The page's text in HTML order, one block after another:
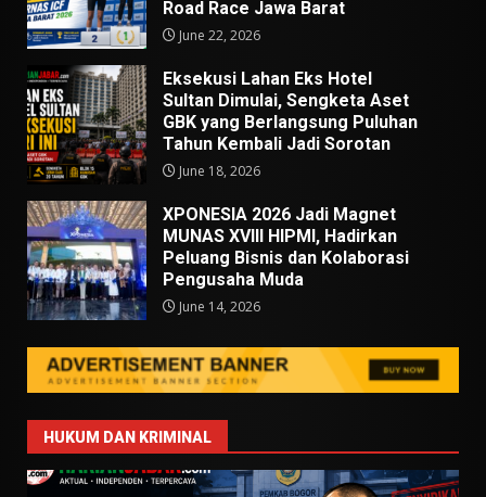
Road Race Jawa Barat
June 22, 2026
Eksekusi Lahan Eks Hotel
Sultan Dimulai, Sengketa Aset
GBK yang Berlangsung Puluhan
Tahun Kembali Jadi Sorotan
June 18, 2026
XPONESIA 2026 Jadi Magnet
MUNAS XVIII HIPMI, Hadirkan
Peluang Bisnis dan Kolaborasi
Pengusaha Muda
June 14, 2026
HUKUM DAN KRIMINAL